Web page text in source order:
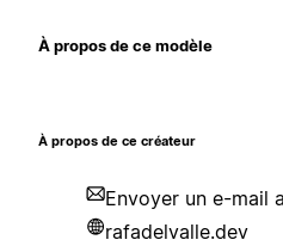
À propos de ce modèle
À propos de ce créateur
Envoyer un e-mail
rafadelvalle.dev